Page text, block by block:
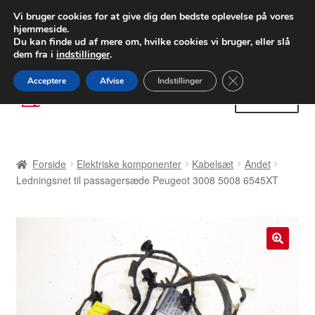
LEVERING fra 55 kr.
FEDEX verdensomspændende forsendelse
80 82 72 02
Spring
til
Spring
til
Betalinger
Klageprocedure
Forside Elektriske komponenter Kabelsæt
Andet
Ledningsnet til passagersæde Peugeot 3008 5008 6545XT
Vi bruger cookies for at give dig den bedste oplevelse på vores
hjemmeside.
Du kan finde ud af mere om, hvilke cookies vi bruger, eller slå
dem fra i indstillinger.
Acceptere Afvise Indstillinger Close GDPR